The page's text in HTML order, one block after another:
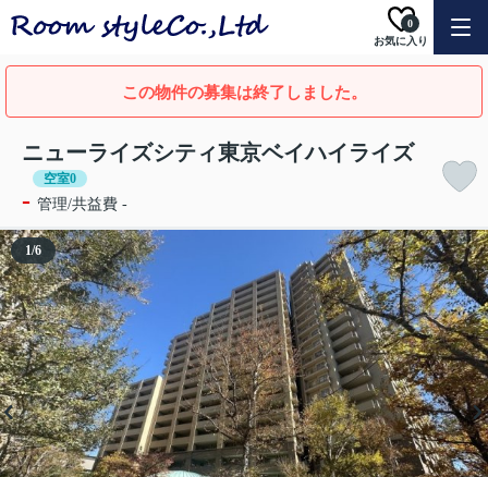
お気に入り
0
この物件の募集は終了しました。
ニューライズシティ東京ベイハイライズ
空室0
- 管理/共益費 -
1/6